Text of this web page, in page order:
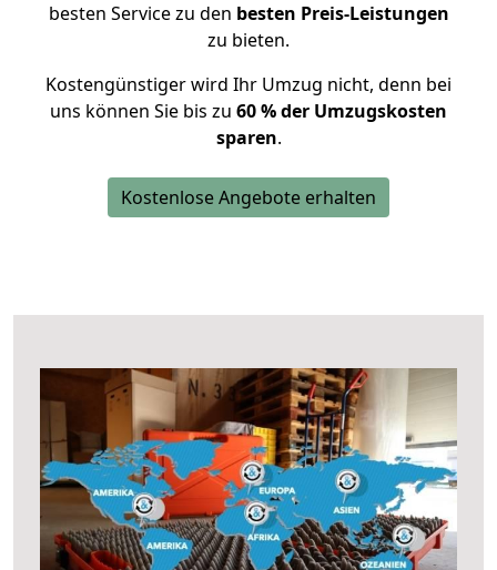
besten Service zu den besten Preis-Leistungen
zu bieten.
Kostengünstiger wird Ihr Umzug nicht, denn bei
uns können Sie bis zu 60 % der Umzugskosten
sparen.
Kostenlose Angebote erhalten